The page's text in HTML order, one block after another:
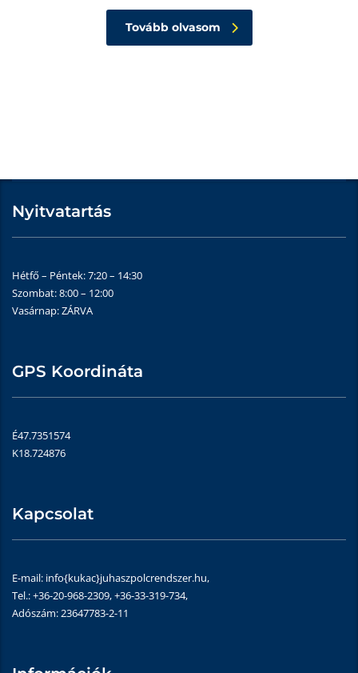
Tovább olvasom
Nyitvatartás
Hétfő – Péntek: 7:20 – 14:30
Szombat: 8:00 – 12:00
Vasárnap: ZÁRVA
GPS Koordináta
É47.7351574
K18.724876
Kapcsolat
E-mail: info{kukac}juhaszpolcrendszer.hu,
Tel.: +36-20-968-2309, +36-33-319-734,
Adószám: 23647783-2-11